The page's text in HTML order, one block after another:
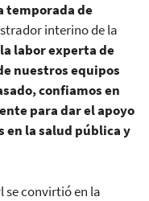
temporada de
interino de la
labor experta de
nuestros equipos
confiamos en
para dar el apoyo
en la salud pública y
se convirtió en la